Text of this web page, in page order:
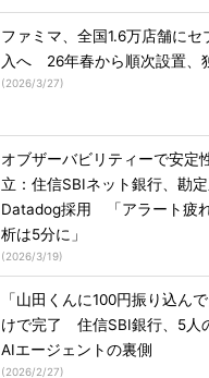
ファミマ、全国1.6万店舗にセ
入へ 26年春から順次設置、
(2026/3/27)
オブザーバビリティーで安定
立：住信SBIネット銀行、勘
Datadog採用 「アラート疲
析は5分に」
(2026/3/19)
「山田くんに100円振り込ん
けで完了 住信SBI銀行、5人
AIエージェントの裏側
(2026/2/27)